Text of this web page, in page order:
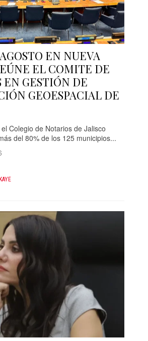
EN NUEVA
EL COMITE DE
EN GESTIÓN DE
GEOESPACIAL DE
Colegio de Notarios de Jalisco
del 80% de los 125 municipios...